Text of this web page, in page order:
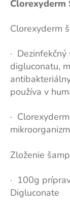
Clorexyderm
Clorexyderm
·
digluconatu,
používa v
·
Zloženie
· 100g
Digluconate